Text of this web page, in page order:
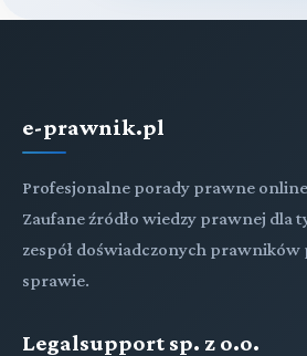
e-prawnik.pl
Profesjonalne porady prawne
Zaufane źródło wiedzy prawnej dla
zespół doświadczonych prawników
sprawie.
Legalsupport sp. z o.o.